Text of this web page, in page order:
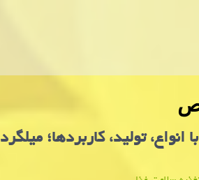
انواع، تولید، کاربردها؛ میلگرد